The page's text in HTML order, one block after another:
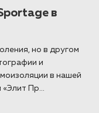
в
но в другом
и
в нашей
«Элит Пр...